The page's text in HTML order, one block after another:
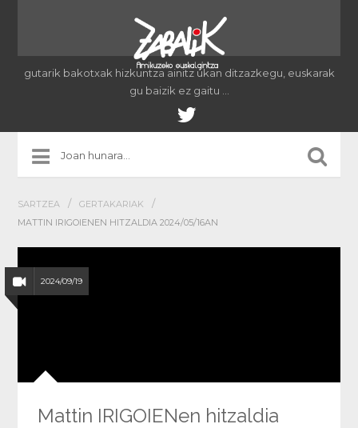
gutarik bakotxak hizkuntza ainitz ukan ditzazkegu, euskarak
gu baizik ez gaitu …
SARTZEA / GERTAKARIAK /
MATTIN IRIGOIENEN HITZALDIA 2024/05/16AN
2024/09/19
Mattin IRIGOIENen hitzaldia